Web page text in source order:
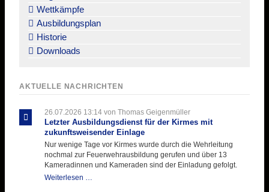
Wettkämpfe
Ausbildungsplan
Historie
Downloads
AKTUELLE NACHRICHTEN
26.07.2026 13:14von Thomas Geigenmüller
Letzter Ausbildungsdienst für der Kirmes mit
zukunftsweisender Einlage
Nur wenige Tage vor Kirmes wurde durch die Wehrleitung
nochmal zur Feuerwehrausbildung gerufen und über 13
Kameradinnen und Kameraden sind der Einladung gefolgt.
Weiterlesen …